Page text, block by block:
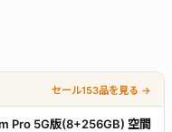
セール153品を見る →
Pro 5G版(8+256GB) 空間